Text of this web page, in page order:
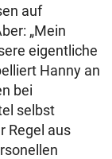
auf
„Mein
eigentliche
Hanny an
bei
selbst
Regel aus